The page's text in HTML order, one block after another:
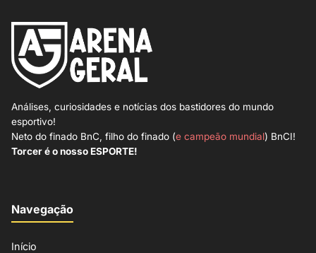
Análises, curiosidades e notícias dos bastidores do mundo
esportivo!
Neto do finado BnC, filho do finado (e campeão mundial) BnCI!
Torcer é o nosso ESPORTE!
Navegação
Início